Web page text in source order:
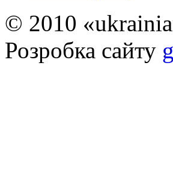
© 2010
Розробка сайту